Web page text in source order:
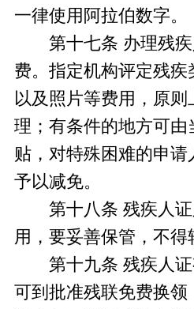
一律使用阿拉伯数字。
第十七条 办理残疾
费。指定机构评定残疾
以及照片等费用，原则
理；有条件的地方可由
贴，对特殊困难的申请
予以减免。
第十八条 残疾人证
用，要妥善保管，不得
第十九条 残疾人证
可到批准残联免费换领